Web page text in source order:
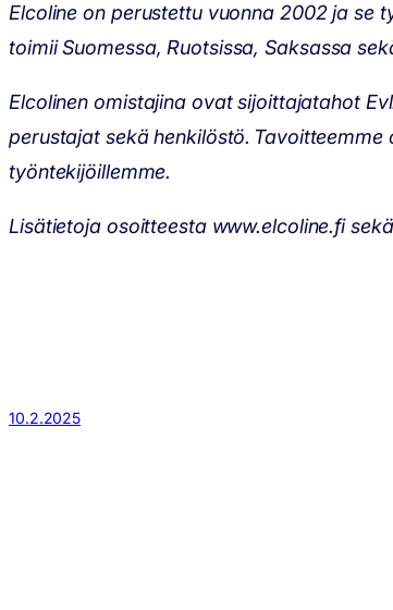
Elcoline on perustettu vuonna 2002 ja se
toimii Suomessa, Ruotsissa, Saksassa
Elcolinen omistajina ovat sijoittajatahot
perustajat sekä henkilöstö.
työntekijöillemme.
Lisätietoja osoitteesta www.elcoline.fi
10.2.2025